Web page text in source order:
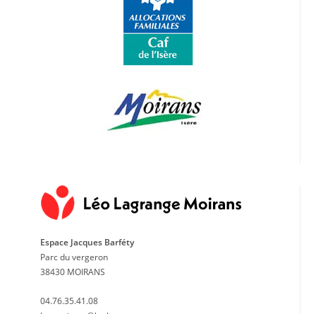
Espace Jacques Barféty
Parc du vergeron
38430 MOIRANS
04.76.35.41.08